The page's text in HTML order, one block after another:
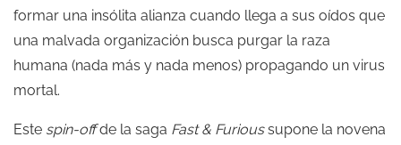
formar una insólita alianza cuando llega a sus oídos que
una malvada organización busca purgar la raza
humana (nada más y nada menos) propagando un virus
mortal.
Este spin-offde la saga Fast & Furioussupone la novena